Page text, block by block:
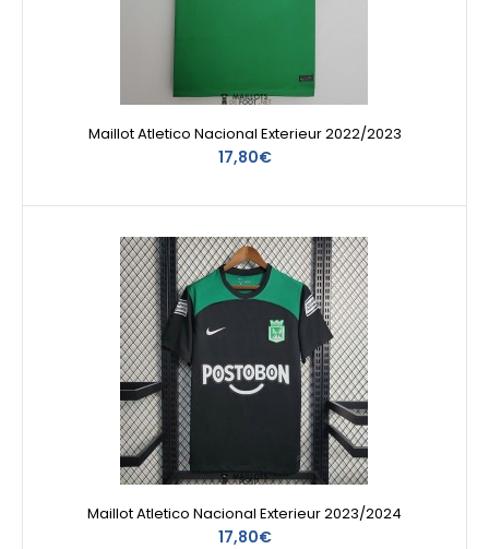
Maillot Atletico Nacional Exterieur 2022/2023
17,80€
Maillot Atletico Nacional Exterieur 2023/2024
17,80€